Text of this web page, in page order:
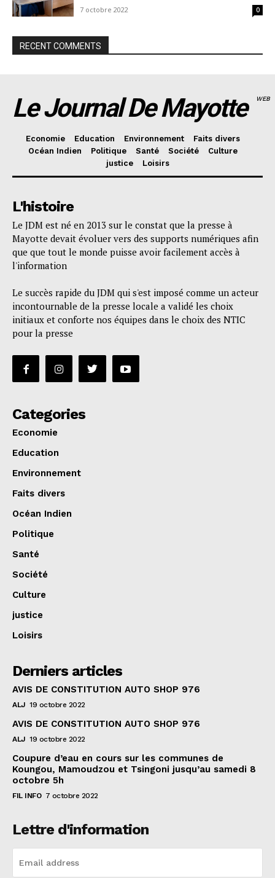
7 octobre 2022 0
RECENT COMMENTS
Le Journal De Mayotte WEB
Economie Education Environnement
Faits divers
Océan Indien
Politique Santé Société
Culture
justice
Loisirs
L'histoire
Le JDM est né en 2013 sur le constat que la presse à
Mayotte devait évoluer vers des supports numériques afin
que que tout le monde puisse avoir facilement accès à
l'information
Le succès rapide du JDM qui s'est imposé comme un acteur
incontournable de la presse locale a validé les choix
initiaux et conforte nos équipes dans le choix des NTIC
pour la presse
Categories
Economie
Education
Environnement
Faits divers
Océan Indien
Politique
Santé
Société
Culture
justice
Loisirs
Derniers articles
AVIS DE CONSTITUTION AUTO SHOP 976
ALJ 19 octobre 2022
AVIS DE CONSTITUTION AUTO SHOP 976
ALJ 19 octobre 2022
Coupure d’eau en cours sur les communes de
Koungou, Mamoudzou et Tsingoni jusqu’au samedi 8
octobre 5h
FIL INFO 7 octobre 2022
Lettre d'information